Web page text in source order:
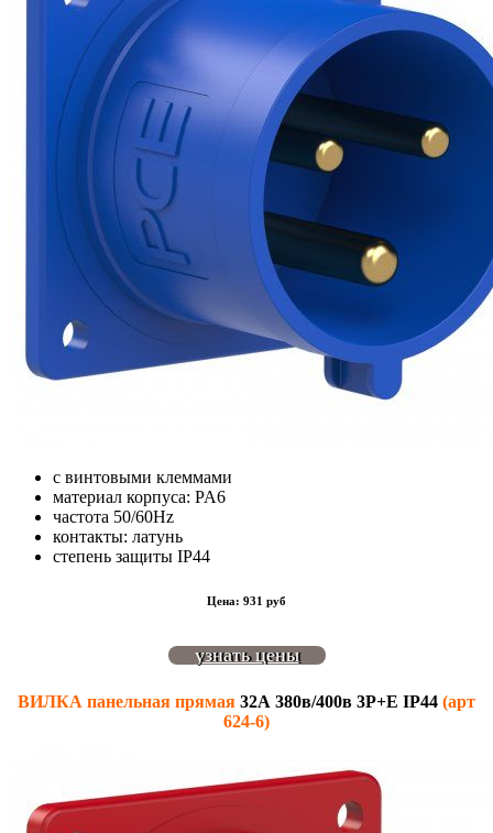
с винтовыми клеммами
материал корпуса: PA6
частота 50/60Hz
контакты: латунь
степень защиты IP44
Цена: 931 руб
узнать цены
ВИЛКА панельная прямая 32А 380в/400в 3P+E IP44 (арт
624-6)